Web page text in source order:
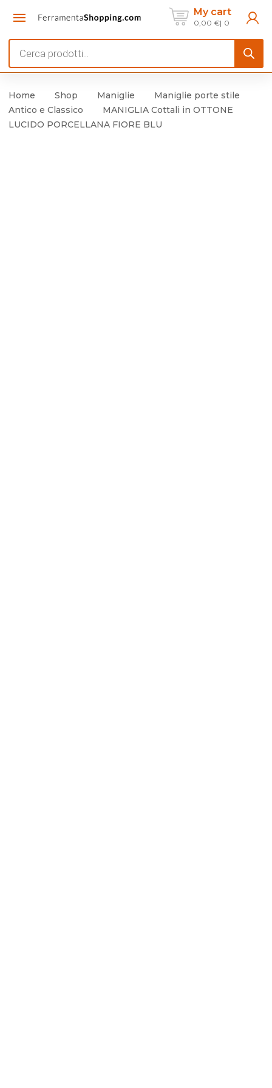
My cart
0,00 € 0
search
Home Shop Maniglie
Maniglie porte stile
Antico e Classico
MANIGLIA Cottali in OTTONE
LUCIDO PORCELLANA FIORE BLU